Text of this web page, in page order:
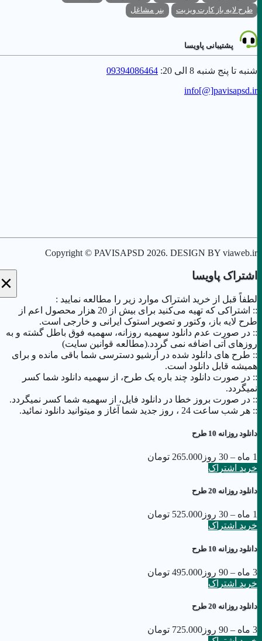
طرح لایه باز کارت ویزیت
بنر مشاغل
پشتیبانی پاویسا
شنبه تا پنج شنبه 8 الی 20:
09394086464
info[@]pavisapsd.ir
Copyright © PAVISAPSD2026 . DESIGN BY viaweb.ir
× اشتراک پاویسا
لطفاً قبل از خرید اشتراک موارد زیر را مطالعه نمایید :
:: اشتراکی که تهیه می‌کنید برای بیش از 20 هزار محصول اعم از
طرح لایه باز، وکتور و تصویر استوک ایرانی و خارجی است.
:: در صورت عدم دانلود سهمیه روزانه، سهمیه فوق باطل گشته و به
روزهای آتی اضافه نمی گردد.(مطالعه قوانین سایت)
:: طرح های دانلود شده در آرشیو دسترسی شما باقی مانده و برای
همیشه قابل دانلود است.
:: در صورت دانلود چند باره یک طرح، از سهمیه دانلود شما کسر
نمیگردد.
:: در صورت بروز خطا در دانلود فایل، از سهمیه شما کسر نمیگردد.
:: هر شب ساعت 24 ،‌ روز جدید شما آغاز و میتوانید دانلود نمائید.
دانلود روزانه 10 طرح
265.000 تومان
خرید اشتراک
دانلود روزانه 20 طرح
525.000 تومان
خرید اشتراک
دانلود روزانه 10 طرح
495.000 تومان
خرید اشتراک
دانلود روزانه 20 طرح
725.000 تومان